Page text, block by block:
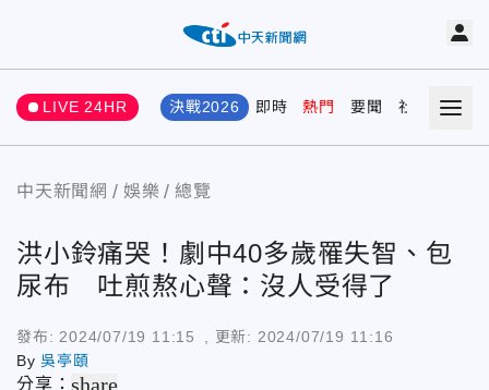
LIVE 24HR 決戰2026 即時 熱門 要聞 社會 娛樂
中天新聞網 娛樂 總覽
洪小鈴痛哭！劇中40多歲罹失智、包
尿布 吐煎熬心聲：沒人受得了
發布: 2024/07/19 11:15 , 更新: 2024/07/19 11:16
By吳亭頤
分享：share